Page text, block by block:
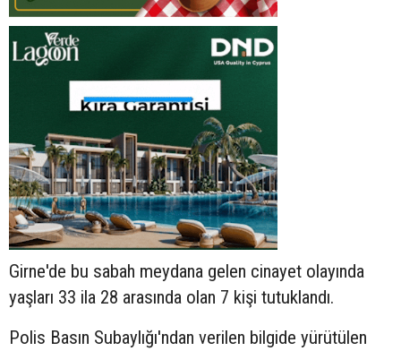
Girne'de bu sabah meydana gelen cinayet olayında
yaşları 33 ila 28 arasında olan 7 kişi tutuklandı.
Polis Basın Subaylığı'ndan verilen bilgide yürütülen